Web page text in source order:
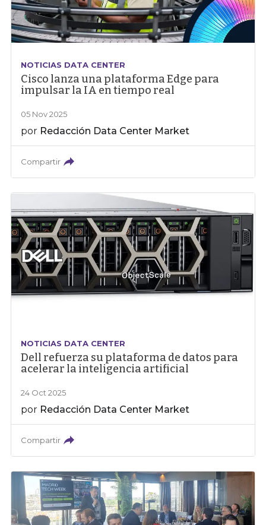
NOTICIAS DATA CENTER
Cisco lanza una plataforma Edge para
impulsar la IA en tiempo real
05 Nov 2025
por Redacción Data Center Market
Compartir
NOTICIAS DATA CENTER
Dell refuerza su plataforma de datos para
acelerar la inteligencia artificial
24 Oct 2025
por Redacción Data Center Market
Compartir